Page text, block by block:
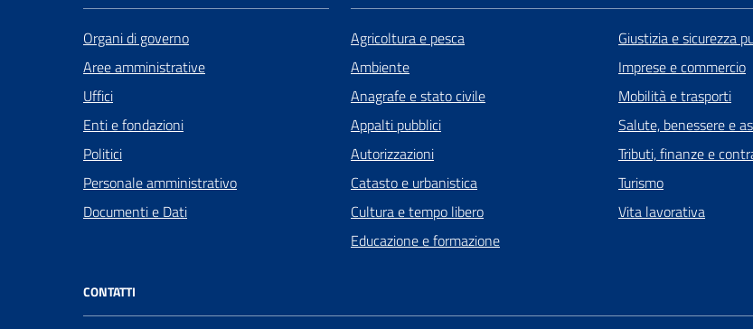
Organi di governo
Aree amministrative
Uffici
Enti e fondazioni
Politici
Personale amministrativo
Documenti e Dati
Agricoltura e pesca
Ambiente
Anagrafe e stato civile
Appalti pubblici
Autorizzazioni
Catasto e urbanistica
Cultura e tempo libero
Educazione e formazione
Giustizia e sicurezza
Imprese e commercio
Mobilità e trasporti
Salute, benessere e
Tributi, finanze e
Turismo
Vita lavorativa
CONTATTI